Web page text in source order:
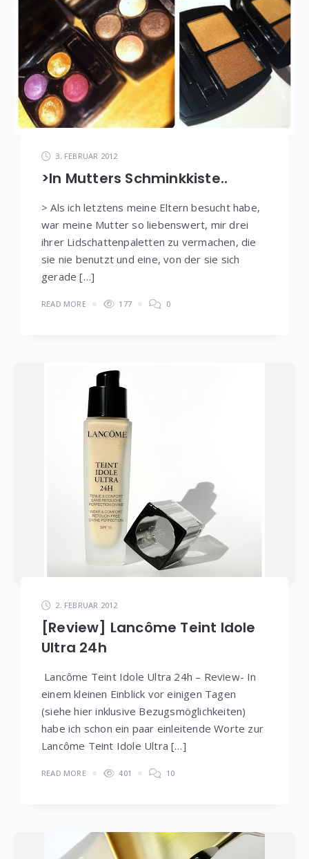
3. FEBRUAR 2012
>In Mutters Schminkkiste..
> Als ich letztens meine Eltern besucht habe,
war meine Mutter so liebenswert, mir drei
ihrer Lidschattenpaletten zu vermachen, die
sie nie benutzt und eine, von der sie sich
gerade […]
READ MORE 177 0
2. FEBRUAR 2012
[Review] Lancôme Teint Idole
Ultra 24h
Lancôme Teint Idole Ultra 24h – Review- In
einem kleinen Einblick vor einigen Tagen
(siehe hier inklusive Bezugsmöglichkeiten)
habe ich schon ein paar einleitende Worte zur
Lancôme Teint Idole Ultra […]
READ MORE 401 10